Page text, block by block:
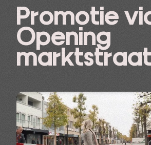
Promotie
Opening
marktstraat